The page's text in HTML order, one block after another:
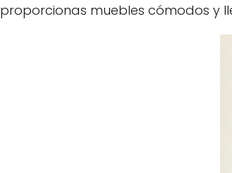
proporcionas muebles cómodos y